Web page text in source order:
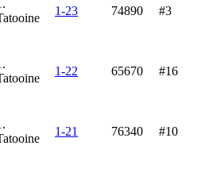
1-23 74890 #3
1-22 65670 #16
1-21 76340 #10